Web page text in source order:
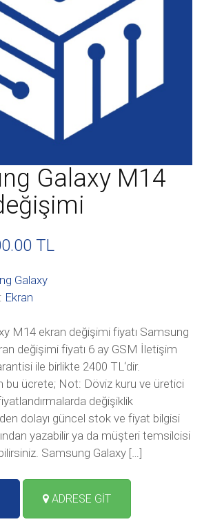
Galaxy M14
.00 TL
Galaxy
Ekran
M14 ekran değişimi fiyatı Samsung
değişimi fiyatı 6 ay GSM İletişim
ile birlikte 2400 TL‘dir.
bu ücrete; Not: Döviz kuru ve üretici
değişiklik
dolayı güncel stok ve fiyat bilgisi
yazabilir ya da müşteri temsilcisi
Samsung Galaxy […]
ADRESE GİT